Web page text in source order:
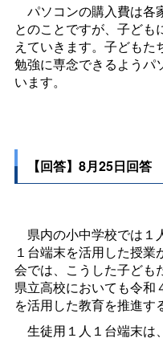
パソコンの購入費は各
とのことですが、子ども
えていきます。子どもた
勉強に専念できるようパ
います。
【回答】8月25日回答
県内の小中学校では１
１台端末を活用した授
会では、こうした子ども
県立高校においても令和
を活用した教育を推進す
生徒用１人１台端末は